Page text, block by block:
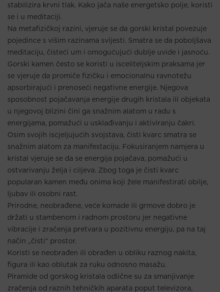
stabilizira krvni tlak. Kako jača naše energetsko polje, koristi
se i u meditaciji.
Na metafizičkoj razini, vjeruje se da gorski kristal povezuje
pojedince s višim razinama svijesti. Smatra se da poboljšava
meditaciju, čisteći um i omogućujući dublje uvide i jasnoću.
Gorski kamen često se koristi u isceliteljskim praksama jer
se vjeruje da promiče fizičku i emocionalnu ravnotežu
apsorbirajući i prenoseći negativne energije. Njegova
sposobnost pojačavanja energije drugih kristala ili objekata
u njegovoj blizini čini ga snažnim alatom u radu s
energijama, pomažući u usklađivanju i aktiviranju čakri.
Osim svojih iscjeljujućih svojstava, čisti kvarc smatra se
snažnim alatom za manifestaciju. Fokusiranjem namjera u
kristal vjeruje se da se energija pojačava, pomažući u
ostvarivanju želja i ciljeva. Zbog toga je čisti kvarc
popularan kamen među onima koji žele manifestirati obilje,
ljubav ili osobni rast.
Prirodne, neobrađene, veće komade ili grmove dobro je
držati u stambenom i radnom prostoru jer negativne
vibracije i zračenja pretvara u pozitivnu energiju, pa na taj
način „čisti“ prostor.
Koristi se neobrađen ili obrađen u obliku raznog nakita,
figura ili kao oblutak za ruku odnosno masažu.
Piramide od gorskog kristala odlične su za smanjivanje
zračenja od raznih tehničkih aparata poput televizora,